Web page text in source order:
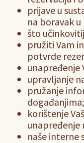
prijave u
na boravak
što
pružiti Vam
potvrde
unapređenje
upravljanje
pružanje
događanjima;
korištenje
unapređenje
naše interne